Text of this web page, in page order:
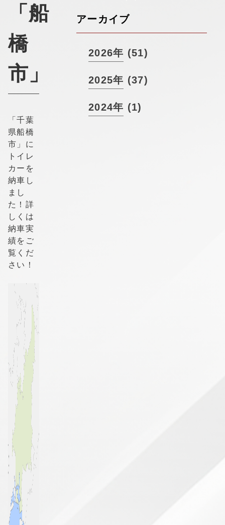
「船
橋
市」
「千葉
県船橋
市」に
トイレ
カーを
納車し
まし
た！詳
しくは
納車実
績をご
覧くだ
さい！
アーカイブ
2026年 (51)
2025年 (37)
2024年 (1)